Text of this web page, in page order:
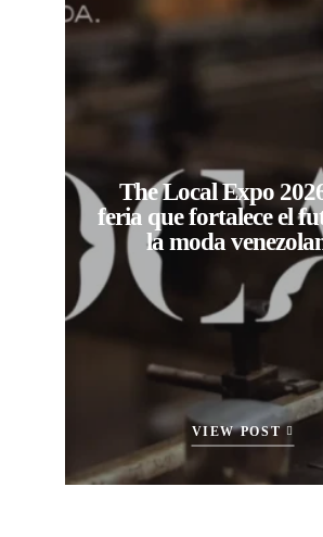
The Local Expo
feria que fortalece el
la moda
VIEW POST